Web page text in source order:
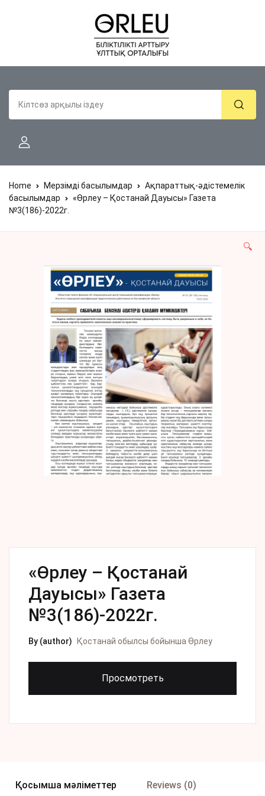
Home Мерзімді басылымдар
Ақпараттық-әдістемелік
басылымдар
«Өрлеу – Қостанай Дауысы» Газета
№3(186)-2022г.
🔍
«Өрлеу – Қостанай
Дауысы» Газета
№3(186)-2022г.
By (author) Қостанай обылсы бойынша Өрлеу
Просмотреть
Қосымша мәліметтер Reviews (0)